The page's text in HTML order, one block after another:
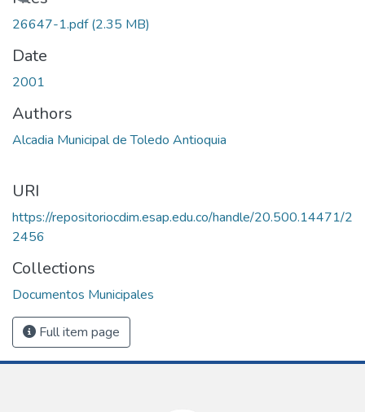
26647-1.pdf(2.35 MB)
Date
2001
Authors
Alcadia Municipal de Toledo Antioquia
URI
https://repositoriocdim.esap.edu.co/handle/20.500.14471/2
2456
Collections
Documentos Municipales
Full item page